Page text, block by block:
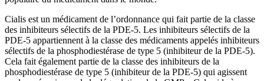
Cialis est un médicament de l’ordonnance qui fait partie de la classe
des inhibiteurs sélectifs de la PDE-5. Les inhibiteurs sélectifs de la
PDE-5 appartiennent à la classe des médicaments appelés inhibiteurs
sélectifs de la phosphodiestérase de type 5 (inhibiteur de la PDE-5).
Cela fait également partie de la classe des inhibiteurs de la
phosphodiestérase de type 5 (inhibiteur de la PDE-5) qui agissent